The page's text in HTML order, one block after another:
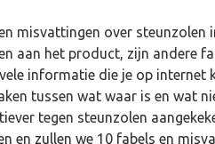
misvattingen over
aan het product, zijn andere
informatie die je op
tussen wat waar is en wat
tegen steunzolen
en zullen we 10 fabels en